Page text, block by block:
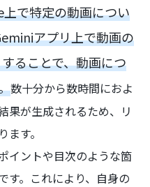
で特定の動画につい
アプリ上で動画の
ることで、動画につ
数十分から数時間におよ
果が生成されるため、リ
す。
イントや目次のような箇
す。これにより、自身の